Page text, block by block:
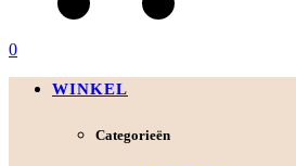
0
WINKEL
Categorieën